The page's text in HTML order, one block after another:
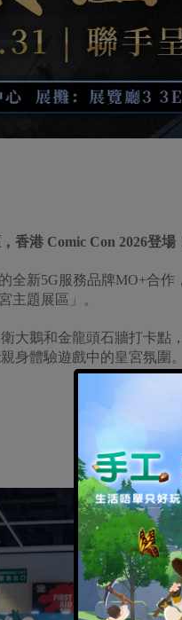
香港 Comic Con 2026登場
全新5G服務品牌MO+合作
主題展區」。
大鵝和金龍頭石牆打卡點
身體驗遊戲中的皇宮氛圍。